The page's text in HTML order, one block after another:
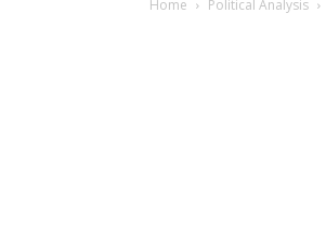
Home Political Analysis